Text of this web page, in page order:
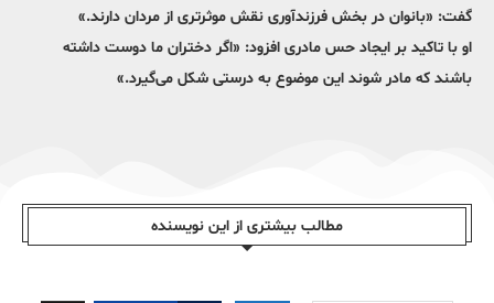
گفت: «بانوان در بخش فرزندآوری نقش موثرتری از مردان دارند.»
او با تاکید بر ایجاد حس مادری افزود: «اگر دختران ما دوست داشته
باشند که مادر شوند این موضوع به درستی شکل می‌گیرد.»
مطالب بیشتری از این نویسندە